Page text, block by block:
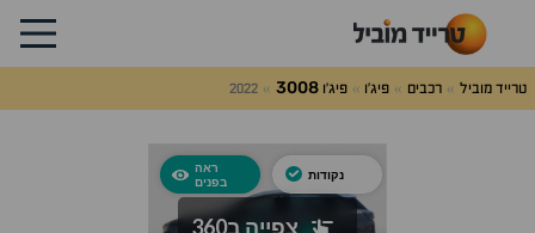
טרייד מוביל רכבים פיג'ו פיג'ו3008
2022